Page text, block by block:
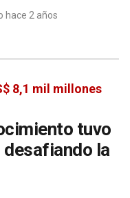
hace 2 años
8,1 mil millones
tuvo
la